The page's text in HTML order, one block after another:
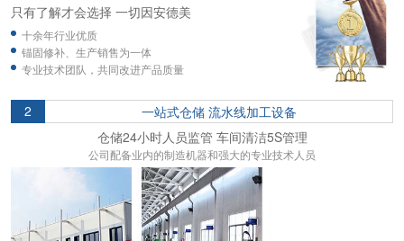
只有了解才会选择 一切因安德美
十余年行业优质
锚固修补、生产销售为一体
专业技术团队，共同改进产品质量
2
一站式仓储 流水线加工设备
仓储24小时人员监管 车间清洁5S管理
公司配备业内的制造机器和强大的专业技术人员